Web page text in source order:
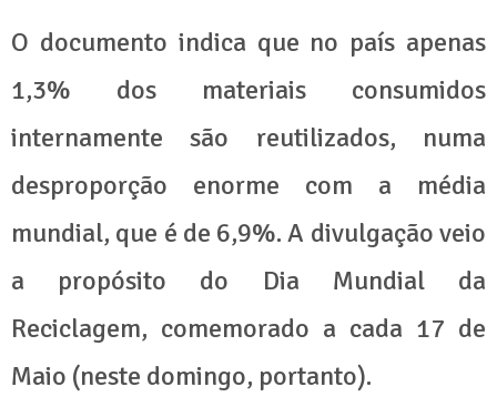
O documento indica que no país apenas
1,3% dos materiais consumidos
internamente são reutilizados, numa
desproporção enorme com a média
mundial, que é de 6,9%. A divulgação veio
a propósito do Dia Mundial da
Reciclagem, comemorado a cada 17 de
Maio (neste domingo, portanto).